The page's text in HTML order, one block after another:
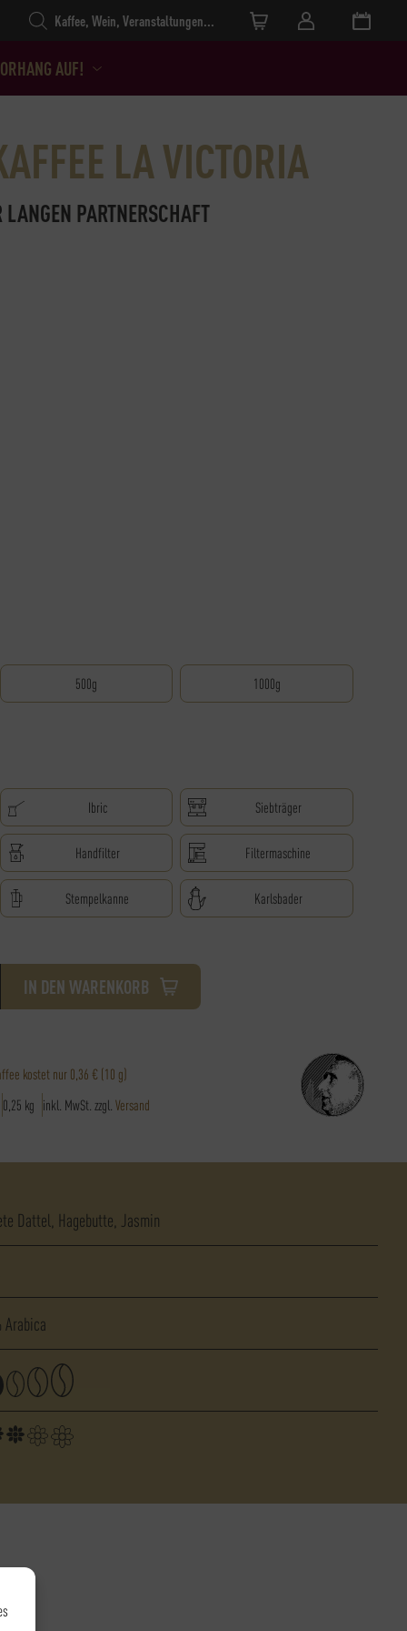
AUF!
Products search
LA VICTORIA
PARTNERSCHAFT
500g 1000g
Ibric Siebträger
Handfilter Filtermaschine
Stempelkanne Karlsbader
IN DEN WARENKORB
kostet nur0,36 € (10 g)
0,25 kg inkl. MwSt. zzgl. Versand
Dattel Hagebutte Jasmin
Arabica